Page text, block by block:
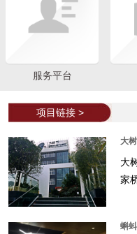
服务平台
项目链接 >
大
大
家
蝌